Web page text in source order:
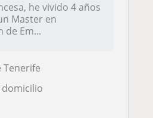
he vivido 4 años
Master en
de Em...
Tenerife
domicilio